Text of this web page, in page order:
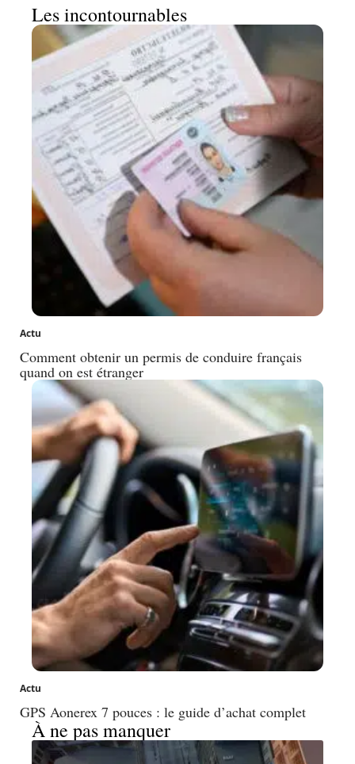
Les incontournables
Actu
Comment obtenir un permis de conduire français
quand on est étranger
Actu
GPS Aonerex 7 pouces : le guide d’achat complet
À ne pas manquer